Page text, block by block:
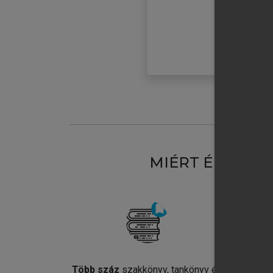
MIÉRT
Több száz szakkönyv, tankönyv és